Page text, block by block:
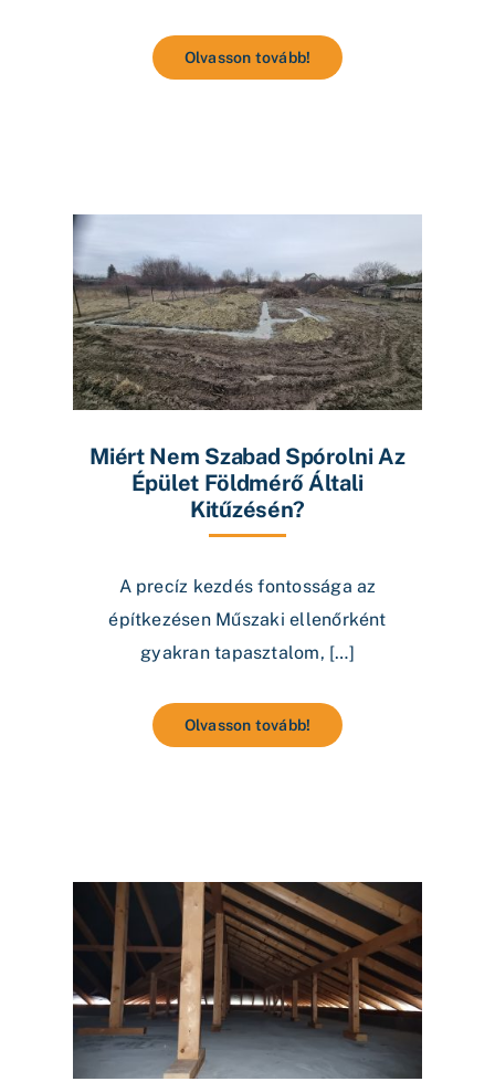
Olvasson tovább!
Miért Nem Szabad Spórolni Az
Épület Földmérő Általi
Kitűzésén?
A precíz kezdés fontossága az
építkezésen Műszaki ellenőrként
gyakran tapasztalom, […]
Olvasson tovább!